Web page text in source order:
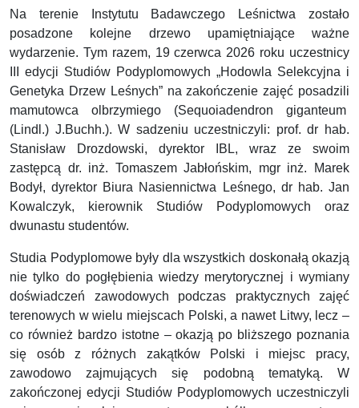
Na terenie Instytutu Badawczego Leśnictwa zostało
posadzone kolejne drzewo upamiętniające ważne
wydarzenie. Tym razem, 19 czerwca 2026 roku uczestnicy
III edycji Studiów Podyplomowych „Hodowla Selekcyjna i
Genetyka Drzew Leśnych” na zakończenie zajęć posadzili
mamutowca olbrzymiego (Sequoiadendron giganteum
(Lindl.) J.Buchh.). W sadzeniu uczestniczyli: prof. dr hab.
Stanisław Drozdowski, dyrektor IBL, wraz ze swoim
zastępcą dr. inż. Tomaszem Jabłońskim, mgr inż. Marek
Bodył, dyrektor Biura Nasiennictwa Leśnego, dr hab. Jan
Kowalczyk, kierownik Studiów Podyplomowych oraz
dwunastu studentów.
Studia Podyplomowe były dla wszystkich doskonałą okazją
nie tylko do pogłębienia wiedzy merytorycznej i wymiany
doświadczeń zawodowych podczas praktycznych zajęć
terenowych w wielu miejscach Polski, a nawet Litwy, lecz –
co również bardzo istotne – okazją po bliższego poznania
się osób z różnych zakątków Polski i miejsc pracy,
zawodowo zajmujących się podobną tematyką. W
zakończonej edycji Studiów Podyplomowych uczestniczyli